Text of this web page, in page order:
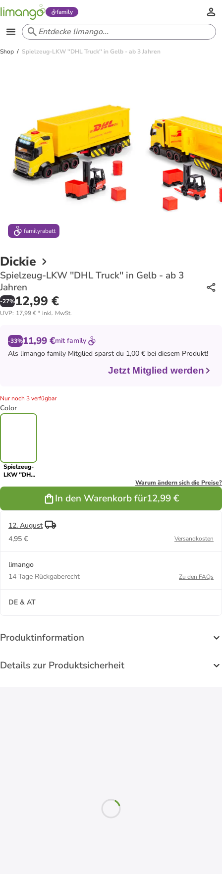
family
Shop Spielzeug-LKW ''DHL Truck'' in Gelb - ab 3 Jahren
familyrabatt
Dickie
Spielzeug-LKW ''DHL Truck'' in Gelb - ab 3
Jahren
-27%12,99 €
UVP: 17,99 €* inkl. MwSt.
-33%11,99 €mit family
Als limango family Mitglied sparst du 1,00 € bei diesem Produkt!
Jetzt Mitglied werden
Nur noch 3 verfügbar
Color
Spielzeug-
LKW ''DHL
Warum ändern sich die Preise?
In den Warenkorb für12,99 €
12. August
4,95 €
Versandkosten
limango
14 Tage Rückgaberecht
Zu den FAQs
DE & AT
Produktinformation
Details zur Produktsicherheit